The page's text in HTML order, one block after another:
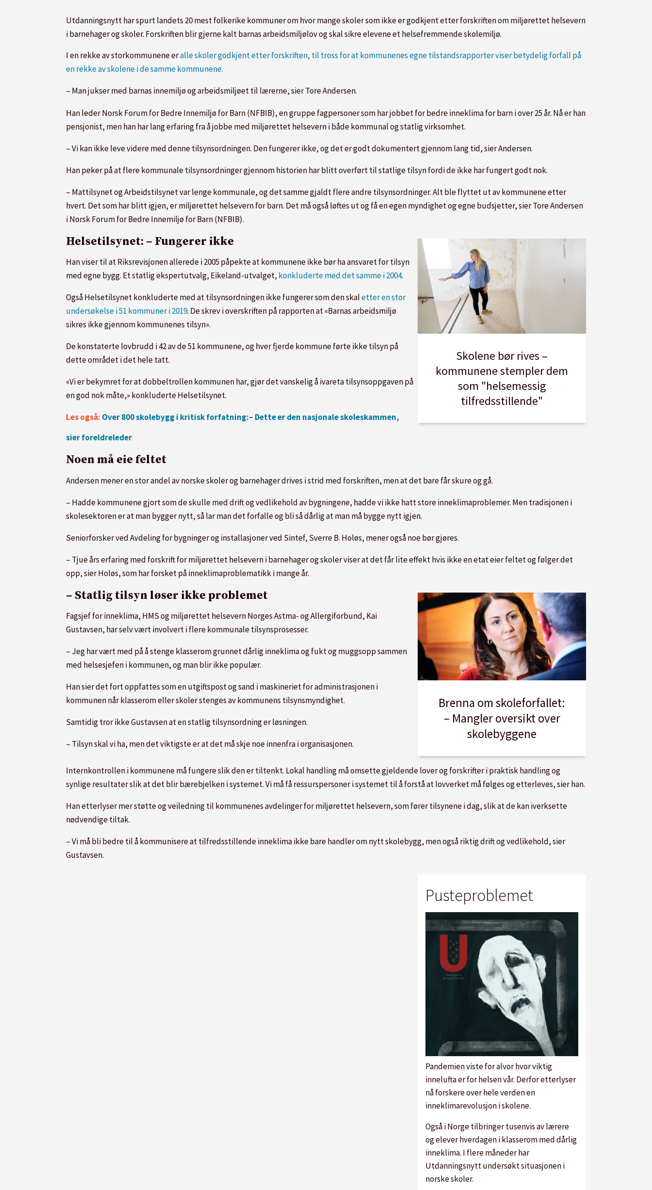
Utdanningsnytt har spurt landets 20 mest folkerike kommuner om hvor mange skoler som ikke er godkjent etter forskriften om miljørettet helsevern
i barnehager og skoler. Forskriften blir gjerne kalt barnas arbeidsmiljølov og skal sikre elevene et helsefremmende skolemiljø.
I en rekke av storkommunene eralle skoler godkjent etter forskriften, til tross for at kommunenes egne tilstandsrapporter viser betydelig forfall på
en rekke av skolene i de samme kommunene.
– Man jukser med barnas innemiljø og arbeidsmiljøet til lærerne, sier Tore Andersen.
Han leder Norsk Forum for Bedre Innemiljø for Barn (NFBIB), en gruppe fagpersoner som har jobbet for bedre inneklima for barn i over 25 år. Nå er han
pensjonist, men han har lang erfaring fra å jobbe med miljørettet helsevern i både kommunal og statlig virksomhet.
– Vi kan ikke leve videre med denne tilsynsordningen. Den fungerer ikke, og det er godt dokumentert gjennom lang tid, sier Andersen.
Han peker på at flere kommunale tilsynsordninger gjennom historien har blitt overført til statlige tilsyn fordi de ikke har fungert godt nok.
– Mattilsynet og Arbeidstilsynet var lenge kommunale, og det samme gjaldt flere andre tilsynsordninger. Alt ble flyttet ut av kommunene etter
hvert. Det som har blitt igjen, er miljørettet helsevern for barn. Det må også løftes ut og få en egen myndighet og egne budsjetter, sier Tore Andersen
i Norsk Forum for Bedre Innemiljø for Barn (NFBIB).
Skolene bør rives –
kommunene stempler dem
som "helsemessig
tilfredsstillende"
Helsetilsynet: – Fungerer ikke
Han viser til at Riksrevisjonen allerede i 2005 påpekte at kommunene ikke bør ha ansvaret for tilsyn
med egne bygg. Et statlig ekspertutvalg, Eikeland-utvalget, konkluderte med det samme i 2004.
Også Helsetilsynet konkluderte med at tilsynsordningen ikke fungerer som den skaletter en stor
undersøkelse i 51 kommuner i 2019. De skrev i overskriften på rapporten at «Barnas arbeidsmiljø
sikres ikke gjennom kommunenes tilsyn».
De konstaterte lovbrudd i 42 av de 51 kommunene, og hver fjerde kommune førte ikke tilsyn på
dette området i det hele tatt.
«Vi er bekymret for at dobbeltrollen kommunen har, gjør det vanskelig å ivareta tilsynsoppgaven på
en god nok måte,» konkluderte Helsetilsynet.
Les også: Over 800 skolebygg i kritisk forfatning:– Dette er den nasjonale skoleskammen,
sier foreldreleder
Noen må eie feltet
Andersen mener en stor andel av norske skoler og barnehager drives i strid med forskriften, men at det bare får skure og gå.
– Hadde kommunene gjort som de skulle med drift og vedlikehold av bygningene, hadde vi ikke hatt store inneklimaproblemer. Men tradisjonen i
skolesektoren er at man bygger nytt, så lar man det forfalle og bli så dårlig at man må bygge nytt igjen.
Seniorforsker ved Avdeling for bygninger og installasjoner ved Sintef, Sverre B. Holøs, mener også noe bør gjøres.
– Tjue års erfaring med forskrift for miljørettet helsevern i barnehager og skoler viser at det får lite effekt hvis ikke en etat eier feltet og følger det
opp, sier Holøs, som har forsket på inneklimaproblematikk i mange år.
Brenna om skoleforfallet:
– Mangler oversikt over
skolebyggene
– Statlig tilsyn løser ikke problemet
Fagsjef for inneklima, HMS og miljørettet helsevern Norges Astma- og Allergiforbund, Kai
Gustavsen, har selv vært involvert i flere kommunale tilsynsprosesser.
– Jeg har vært med på å stenge klasserom grunnet dårlig inneklima og fukt og muggsopp sammen
med helsesjefen i kommunen, og man blir ikke populær.
Han sier det fort oppfattes som en utgiftspost og sand i maskineriet for administrasjonen i
kommunen når klasserom eller skoler stenges av kommunens tilsynsmyndighet.
Samtidig tror ikke Gustavsen at en statlig tilsynsordning er løsningen.
– Tilsyn skal vi ha, men det viktigste er at det må skje noe innenfra i organisasjonen.
Internkontrollen i kommunene må fungere slik den er tiltenkt. Lokal handling må omsette gjeldende lover og forskrifter i praktisk handling og
synlige resultater slik at det blir bærebjelken i systemet. Vi må få ressurspersoner i systemet til å forstå at lovverket må følges og etterleves, sier han.
Han etterlyser mer støtte og veiledning til kommunenes avdelinger for miljørettet helsevern, som fører tilsynene i dag, slik at de kan iverksette
nødvendige tiltak.
– Vi må bli bedre til å kommunisere at tilfredsstillende inneklima ikke bare handler om nytt skolebygg, men også riktig drift og vedlikehold, sier
Gustavsen.
Pusteproblemet
Pandemien viste for alvor hvor viktig
innelufta er for helsen vår. Derfor etterlyser
nå forskere over hele verden en
inneklimarevolusjon i skolene.
Også i Norge tilbringer tusenvis av lærere
og elever hverdagen i klasserom med dårlig
inneklima. I flere måneder har
Utdanningsnytt undersøkt situasjonen i
norske skoler.